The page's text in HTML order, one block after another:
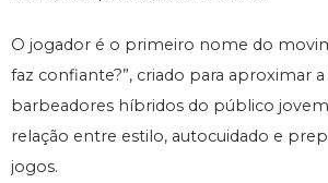
O jogador é o primeiro nome do
faz confiante?”, criado para aproximar
barbeadores híbridos do público
relação entre estilo, autocuidado e
jogos.